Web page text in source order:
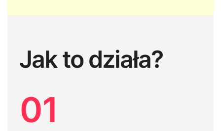
Jak to działa?
01